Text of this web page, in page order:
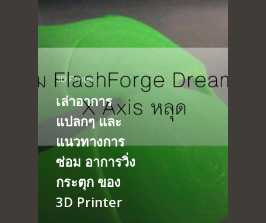
3D Printer
เล่าอาการ
แปลกๆ และ
แนวทางการ
ซ่อม อาการวิ่ง
กระตุก ของ
3D Printer
Home
Portfolio
blog
Raspberry pi
About
Summit Your